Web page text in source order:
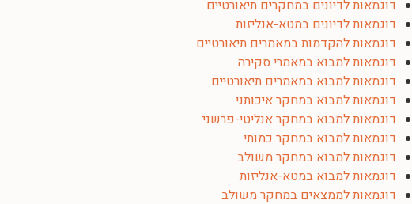
דוגמאות לדיונים במחקרים תיאורטיים
דוגמאות לדיונים במטא-אנליזות
דוגמאות להקדמות במאמרים תיאורטיים
דוגמאות למבוא במאמרי סקירה
דוגמאות למבוא במאמרים תיאורטיים
דוגמאות למבוא במחקר איכותני
דוגמאות למבוא במחקר אנליטי-פרשני
דוגמאות למבוא במחקר כמותי
דוגמאות למבוא במחקר משולב
דוגמאות למבוא במטא-אנליזות
דוגמאות לממצאים במחקר משולב